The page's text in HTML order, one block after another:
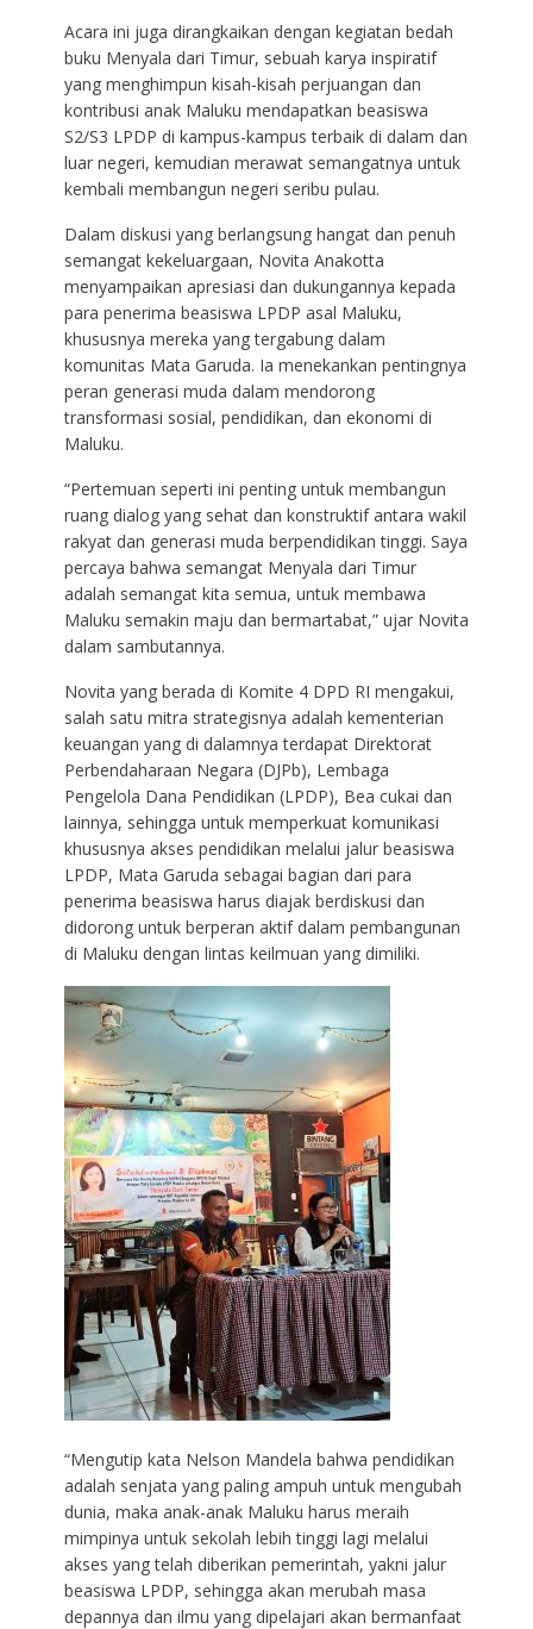
Acara ini juga dirangkaikan dengan kegiatan bedah
buku Menyala dari Timur, sebuah karya inspiratif
yang menghimpun kisah-kisah perjuangan dan
kontribusi anak Maluku mendapatkan beasiswa
S2/S3 LPDP di kampus-kampus terbaik di dalam dan
luar negeri, kemudian merawat semangatnya untuk
kembali membangun negeri seribu pulau.
Dalam diskusi yang berlangsung hangat dan penuh
semangat kekeluargaan, Novita Anakotta
menyampaikan apresiasi dan dukungannya kepada
para penerima beasiswa LPDP asal Maluku,
khususnya mereka yang tergabung dalam
komunitas Mata Garuda. Ia menekankan pentingnya
peran generasi muda dalam mendorong
transformasi sosial, pendidikan, dan ekonomi di
Maluku.
“Pertemuan seperti ini penting untuk membangun
ruang dialog yang sehat dan konstruktif antara wakil
rakyat dan generasi muda berpendidikan tinggi. Saya
percaya bahwa semangat Menyala dari Timur
adalah semangat kita semua, untuk membawa
Maluku semakin maju dan bermartabat,” ujar Novita
dalam sambutannya.
Novita yang berada di Komite 4 DPD RI mengakui,
salah satu mitra strategisnya adalah kementerian
keuangan yang di dalamnya terdapat Direktorat
Perbendaharaan Negara (DJPb), Lembaga
Pengelola Dana Pendidikan (LPDP), Bea cukai dan
lainnya, sehingga untuk memperkuat komunikasi
khususnya akses pendidikan melalui jalur beasiswa
LPDP, Mata Garuda sebagai bagian dari para
penerima beasiswa harus diajak berdiskusi dan
didorong untuk berperan aktif dalam pembangunan
di Maluku dengan lintas keilmuan yang dimiliki.
“Mengutip kata Nelson Mandela bahwa pendidikan
adalah senjata yang paling ampuh untuk mengubah
dunia, maka anak-anak Maluku harus meraih
mimpinya untuk sekolah lebih tinggi lagi melalui
akses yang telah diberikan pemerintah, yakni jalur
beasiswa LPDP, sehingga akan merubah masa
depannya dan ilmu yang dipelajari akan bermanfaat